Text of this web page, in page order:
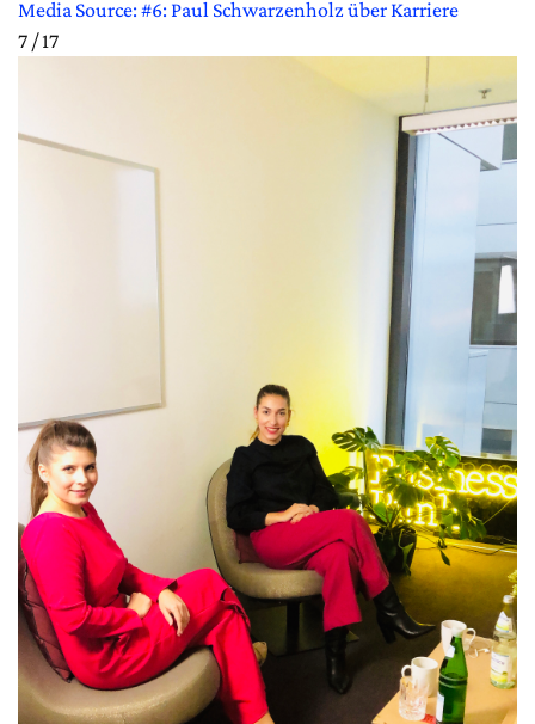
Media Source: #6: Paul Schwarzenholz über Karriere
7 / 17